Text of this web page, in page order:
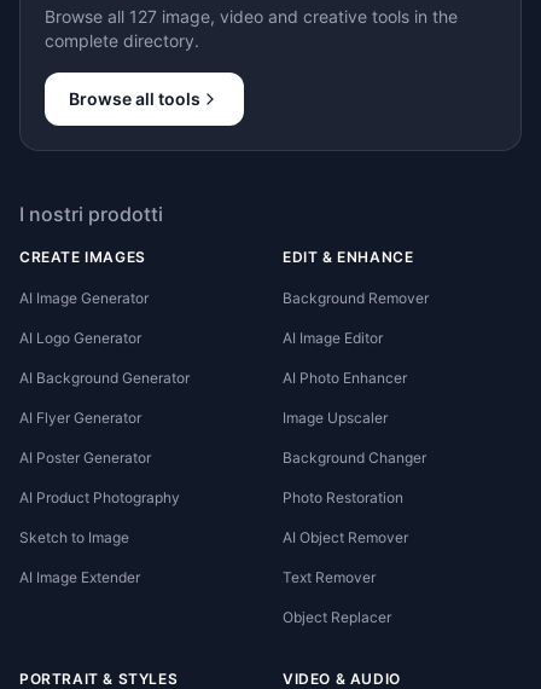
Browse all 127 image, video and creative tools in the
complete directory.
Browse all tools
I nostri prodotti
CREATE IMAGES
AI Image Generator
AI Logo Generator
AI Background Generator
AI Flyer Generator
AI Poster Generator
AI Product Photography
Sketch to Image
AI Image Extender
EDIT & ENHANCE
Background Remover
AI Image Editor
AI Photo Enhancer
Image Upscaler
Background Changer
Photo Restoration
AI Object Remover
Text Remover
Object Replacer
PORTRAIT & STYLES VIDEO & AUDIO